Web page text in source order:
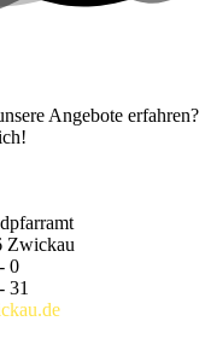
Angebote erfahren?
Zwickau
0
31